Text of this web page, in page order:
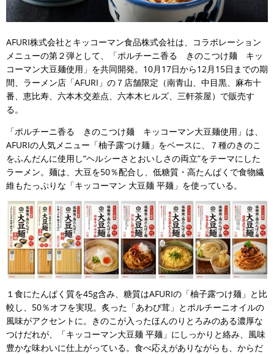
AFURI株式会社とキッコーマン食品株式会社は、コラボレーション
メニューの第２弾として、「ポルチーニ香る きのこつけ麺 キッ
コーマン大豆麺使用」を共同開発。10月17日から12月15日までの期
間、ラーメン店「AFURI」の７店舗限定（南青山、中目黒、麻布十
番、恵比寿、六本木交差点、六本木ヒルズ、三軒茶屋）で販売す
る。
「ポルチーニ香る きのこつけ麺 キッコーマン大豆麺使用」は、
AFURIの人気メニュー「柚子露つけ麺」をベースに、７種のきのこ
をふんだんに使用し“ヘルシーさとおいしさの両立”をテーマにした
ラーメン。麺は、大豆を50％配合し、低糖質・高たんぱくで食物繊
維もたっぷりな「キッコーマン 大豆麺 平麺」を使っている。
１食にたんぱく質を45g含み、糖質はAFURIの「柚子露つけ麺」と比
較し、50％オフを実現。炙った「あわび茸」とポルチーニオイルの
風味がアクセントに。きのこが入ったほんのりとろみのある濃厚な
つけだれが、「キッコーマン大豆麺 平麺」にしっかりと絡み、風味
豊かな味わいに仕上がっている。食べ応えがありながらも、からだ